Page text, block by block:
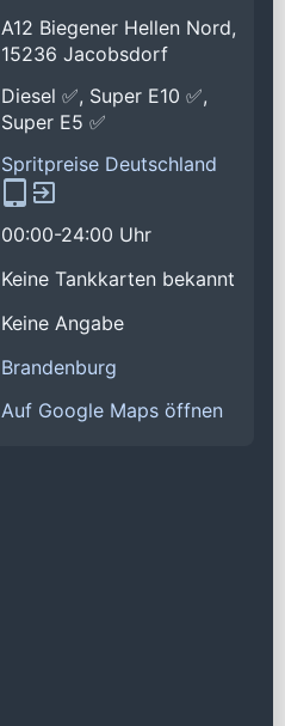
A12 Biegener Hellen Nord,
15236 Jacobsdorf
Diesel ✅, Super E10 ✅,
Super E5 ✅
Spritpreise Deutschland
00:00-24:00 Uhr
Keine Tankkarten bekannt
Keine Angabe
Brandenburg
Auf Google Maps öffnen